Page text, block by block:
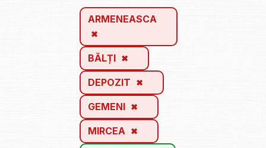
ARMENEASCA
BĂLȚI
DEPOZIT
GEMENI
MIRCEA